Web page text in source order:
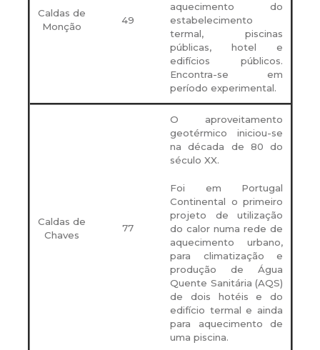
Caldas de
Monção
49
aquecimento do
estabelecimento
termal, piscinas
públicas, hotel e
edifícios públicos.
Encontra-se em
período experimental.
Caldas de
Chaves
77
O aproveitamento
geotérmico iniciou-se
na década de 80 do
século XX.
Foi em Portugal
Continental o primeiro
projeto de utilização
do calor numa rede de
aquecimento urbano,
para climatização e
produção de Água
Quente Sanitária (AQS)
de dois hotéis e do
edifício termal e ainda
para aquecimento de
uma piscina.